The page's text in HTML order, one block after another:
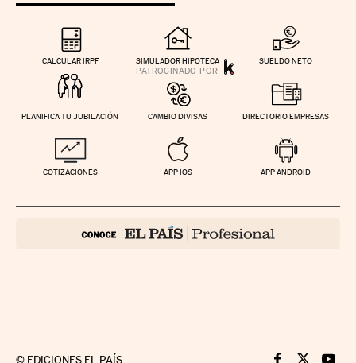
CALCULAR IRPF SIMULADOR HIPOTECA SUELDO NETO
PLANIFICA TU JUBILACIÓN CAMBIO DIVISAS DIRECTORIO EMPRESAS
COTIZACIONES APP IOS APP ANDROID
© EDICIONES EL PAÍS